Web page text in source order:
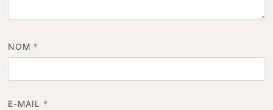
NOM *
E-MAIL *